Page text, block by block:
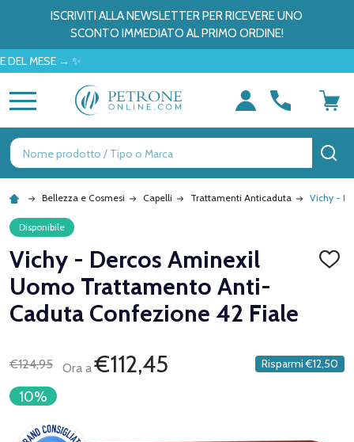
ISCRIVITI ALLA NEWSLETTER PER RICEVERE UNO
SCONTO IMMEDIATO AL PRIMO ORDINE!
→ ✨
Ricerca
Bellezza e Cosmesi Capelli Trattamenti Anticaduta Vichy -
Disponibile
Vichy - Dercos Aminexil
Uomo Trattamento Anti-
Caduta Confezione 42 Fiale
€124,95 Ora a€112,45 Risparmi €12,50
10%